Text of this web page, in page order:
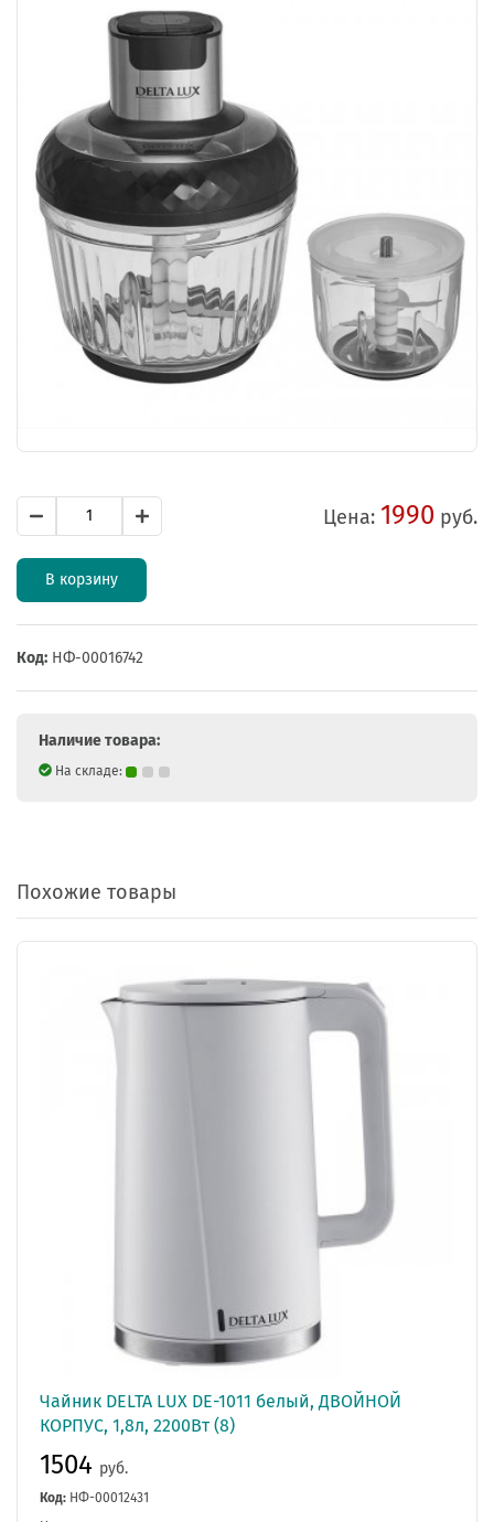
Цена: 1990 руб.
В корзину
Код: НФ-00016742
Наличие товара:
На складе:
Похожие товары
Чайник DELTA LUX DE-1011 белый, ДВОЙНОЙ
КОРПУС, 1,8л, 2200Вт (8)
1504 руб.
Код: НФ-00012431